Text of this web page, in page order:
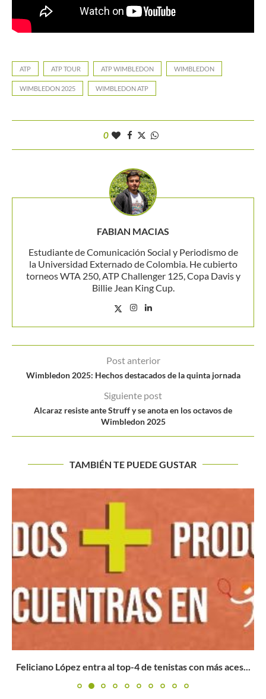
ATP ATP TOUR ATP WIMBLEDON WIMBLEDON
WIMBLEDON 2025 WIMBLEDON ATP
0
FABIAN MACIAS
Estudiante de Comunicación Social y Periodismo de
la Universidad Externado de Colombia. He cubierto
torneos WTA 250, ATP Challenger 125, Copa Davis y
Billie Jean King Cup.
Post anterior
Wimbledon 2025: Hechos destacados de la quinta jornada
Siguiente post
Alcaraz resiste ante Struff y se anota en los octavos de
Wimbledon 2025
TAMBIÉN TE PUEDE GUSTAR
Feliciano López entra al top-4 de tenistas con más aces...